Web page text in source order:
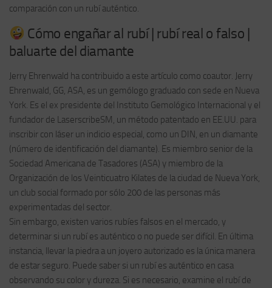
comparación con un rubí auténtico.
Cómo engañar al rubí | rubí real o falso |
baluarte del diamante
Jerry Ehrenwald ha contribuido a este artículo como coautor. Jerry
Ehrenwald, GG, ASA, es un gemólogo graduado con sede en Nueva
York. Es el ex presidente del Instituto Gemológico Internacional y el
fundador de LaserscribeSM, un método patentado en EE.UU. para
inscribir con láser un indicio especial, como un DIN, en un diamante
(número de identificación del diamante). Es miembro senior de la
Sociedad Americana de Tasadores (ASA) y miembro de la
Organización de los Veinticuatro Kilates de la ciudad de Nueva York,
un club social formado por sólo 200 de las personas más
experimentadas del sector.
Sin embargo, existen varios rubíes falsos en el mercado, y
determinar si un rubí es auténtico o no puede ser difícil. En última
instancia, llevar la piedra a un joyero autorizado es la única manera
de estar seguro. Puede saber si un rubí es auténtico en casa
observando su color y dureza. Si es necesario, examine el rubí de